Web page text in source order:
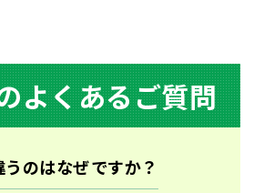
よくあるご質問
のはなぜですか？